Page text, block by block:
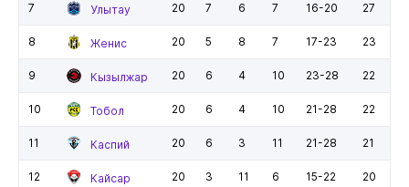
7 Улытау 20 7 6 7 16-20 27
8 Женис 20 5 8 7 17-23 23
9 Кызылжар 20 6 4 10 23-28 22
10 Тобол 20 6 4 10 21-28 22
11 Каспий 20 6 3 11 21-28 21
12 Кайсар 20 3 11 6 15-22 20